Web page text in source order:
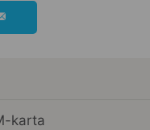
karta